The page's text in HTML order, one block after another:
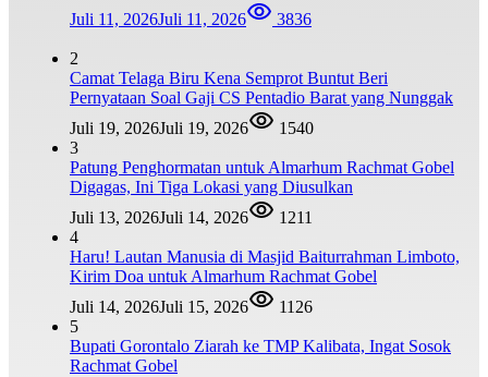
Juli 11, 2026Juli 11, 2026 3836
2
Camat Telaga Biru Kena Semprot Buntut Beri
Pernyataan Soal Gaji CS Pentadio Barat yang Nunggak
Juli 19, 2026Juli 19, 2026
1540
3
Patung Penghormatan untuk Almarhum Rachmat Gobel
Digagas, Ini Tiga Lokasi yang Diusulkan
Juli 13, 2026Juli 14, 2026
1211
4
Haru! Lautan Manusia di Masjid Baiturrahman Limboto,
Kirim Doa untuk Almarhum Rachmat Gobel
Juli 14, 2026Juli 15, 2026
1126
5
Bupati Gorontalo Ziarah ke TMP Kalibata, Ingat Sosok
Rachmat Gobel